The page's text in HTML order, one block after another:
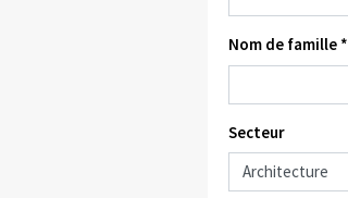
Nom de famille *
Secteur